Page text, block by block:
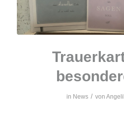
in News / von